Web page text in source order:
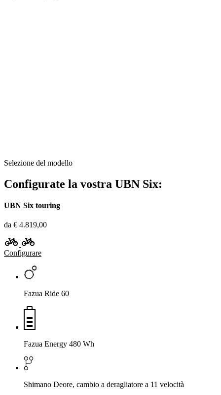
Selezione del modello
Configurate la vostra UBN Six:
UBN Six touring
da € 4.819,00
Configurare
Fazua Ride 60
Fazua Energy 480 Wh
Shimano Deore, cambio a deragliatore a 11 velocità